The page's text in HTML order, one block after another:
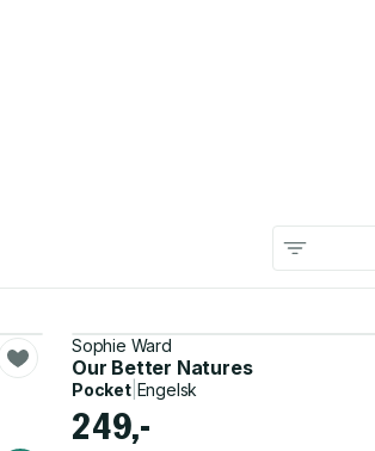
Sophie Ward
Our Better Natures
Pocket| Engelsk
249,-